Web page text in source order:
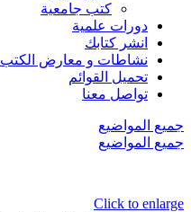
كتب جامعية
دورات علمية
انشر كتابك
نشاطات و معارض الكتب
تحميل القوائم
تواصل معنا
جميع المواضيع
جميع المواضيع
Click to enlarge